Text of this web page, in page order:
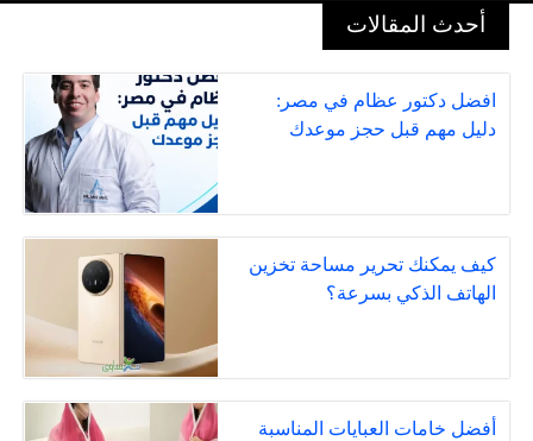
أحدث المقالات
افضل دكتور عظام في مصر:
دليل مهم قبل حجز موعدك
كيف يمكنك تحرير مساحة تخزين
الهاتف الذكي بسرعة؟
أفضل خامات العبايات المناسبة